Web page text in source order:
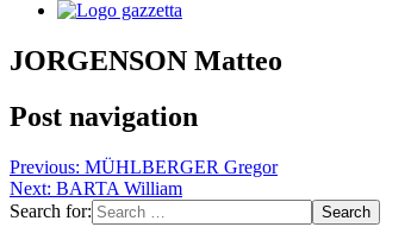
JORGENSON Matteo
Post navigation
Previous: MÜHLBERGER Gregor
Next: BARTA William
Search for: